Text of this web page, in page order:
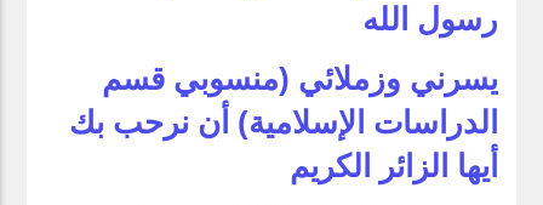
رسول الله
يسرني وزملائي (منسوبي قسم
الدراسات الإسلامية) أن نرحب بك
أيها الزائر الكريم